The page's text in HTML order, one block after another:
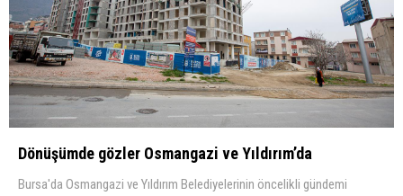
Dönüşümde gözler Osmangazi ve Yıldırım’da
Bursa'da Osmangazi ve Yıldırım Belediyelerinin öncelikli gündemi